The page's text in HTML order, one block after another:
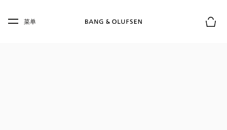
Skip to main footer
菜单